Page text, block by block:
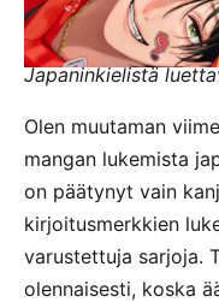
Japaninkielistä
Olen muutaman
mangan lukemista
on päätynyt vain
kirjoitusmerkkien
varustettuja sarjoja.
olennaisesti, koska